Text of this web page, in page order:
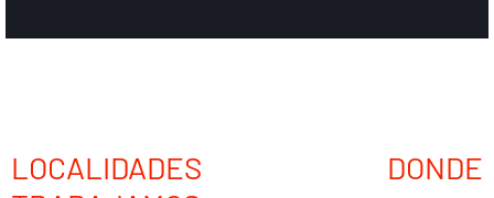
LOCALIDADES DONDE